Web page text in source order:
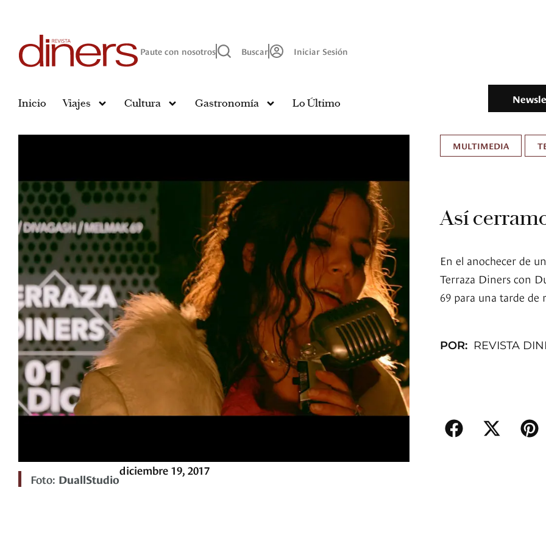
Paute con nosotros Buscar Iniciar Sesión
Inicio Viajes Cultura Gastronomía Lo Último
Foto: DuallStudio
diciembre 19, 2017
MULTIMEDIA
Así
En el anochecer de
Terraza Diners con
69 para una tarde
POR: REVISTA